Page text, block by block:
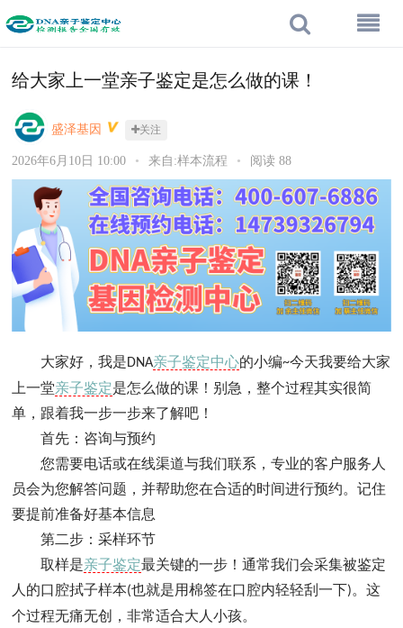
给大家上一堂亲子鉴定是怎么做的课！
盛泽基因 关注
2026年6月10日 10:00 • 来自:样本流程 • 阅读 88
大家好，我是DNA亲子鉴定中心的小编~今天我要给大家
上一堂亲子鉴定是怎么做的课！别急，整个过程其实很简
单，跟着我一步一步来了解吧！
首先：咨询与预约
您需要电话或在线渠道与我们联系，专业的客户服务人
员会为您解答问题，并帮助您在合适的时间进行预约。记住
要提前准备好基本信息
第二步：采样环节
取样是亲子鉴定最关键的一步！通常我们会采集被鉴定
人的口腔拭子样本(也就是用棉签在口腔内轻轻刮一下)。这
个过程无痛无创，非常适合大人小孩。